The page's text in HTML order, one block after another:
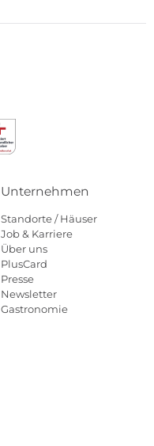
Unternehmen
Standorte / Häuser
Job & Karriere
Über uns
PlusCard
Presse
Newsletter
Gastronomie